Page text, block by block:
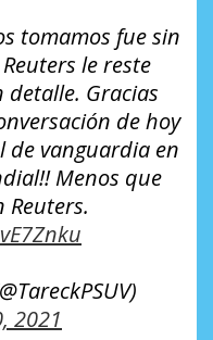
tomamos fue sin
le reste
Gracias
de hoy
de vanguardia en
Menos que
Reuters.
2021